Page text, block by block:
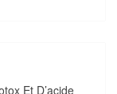
Et D’acide